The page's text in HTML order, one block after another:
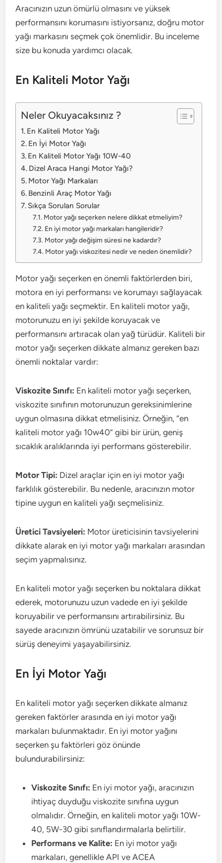
Aracınızın uzun ömürlü olmasını ve yüksek
performansını korumasını istiyorsanız, doğru motor
yağı markasını seçmek çok önemlidir. Bu inceleme
size bu konuda yardımcı olacak.
En Kaliteli Motor Yağı
Neler Okuyacaksınız ?
En Kaliteli Motor Yağı
En İyi Motor Yağı
En Kaliteli Motor Yağı 10W-40
Dizel Araca Hangi Motor Yağı?
Motor Yağı Markaları
Benzinli Araç Motor Yağı
Sıkça Sorulan Sorular
Motor yağı seçerken nelere dikkat etmeliyim?
En iyi motor yağı markaları hangileridir?
Motor yağı değişim süresi ne kadardır?
Motor yağı viskozitesi nedir ve neden önemlidir?
Motor yağı seçerken en önemli faktörlerden biri,
motora en iyi performansı ve korumayı sağlayacak
en kaliteli yağı seçmektir. En kaliteli motor yağı,
motorunuzu en iyi şekilde koruyacak ve
performansını artıracak olan yağ türüdür. Kaliteli bir
motor yağı seçerken dikkate almanız gereken bazı
önemli noktalar vardır:
Viskozite Sınıfı: En kaliteli motor yağı seçerken,
viskozite sınıfının motorunuzun gereksinimlerine
uygun olmasına dikkat etmelisiniz. Örneğin, “en
kaliteli motor yağı 10w40” gibi bir ürün, geniş
sıcaklık aralıklarında iyi performans gösterebilir.
Motor Tipi: Dizel araçlar için en iyi motor yağı
farklılık gösterebilir. Bu nedenle, aracınızın motor
tipine uygun en kaliteli yağı seçmelisiniz.
Üretici Tavsiyeleri: Motor üreticisinin tavsiyelerini
dikkate alarak en iyi motor yağı markaları arasından
seçim yapmalısınız.
En kaliteli motor yağı seçerken bu noktalara dikkat
ederek, motorunuzu uzun vadede en iyi şekilde
koruyabilir ve performansını artırabilirsiniz. Bu
sayede aracınızın ömrünü uzatabilir ve sorunsuz bir
sürüş deneyimi yaşayabilirsiniz.
En İyi Motor Yağı
En kaliteli motor yağı seçerken dikkate almanız
gereken faktörler arasında en iyi motor yağı
markaları bulunmaktadır. En iyi motor yağını
seçerken şu faktörleri göz önünde
bulundurabilirsiniz:
Viskozite Sınıfı: En iyi motor yağı, aracınızın
ihtiyaç duyduğu viskozite sınıfına uygun
olmalıdır. Örneğin, en kaliteli motor yağı 10W-
40, 5W-30 gibi sınıflandırmalarla belirtilir.
Performans ve Kalite: En iyi motor yağı
markaları, genellikle API ve ACEA